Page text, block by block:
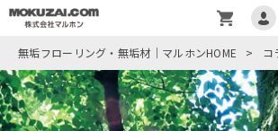
無垢フローリング・無垢材｜マルホンHOME > コ